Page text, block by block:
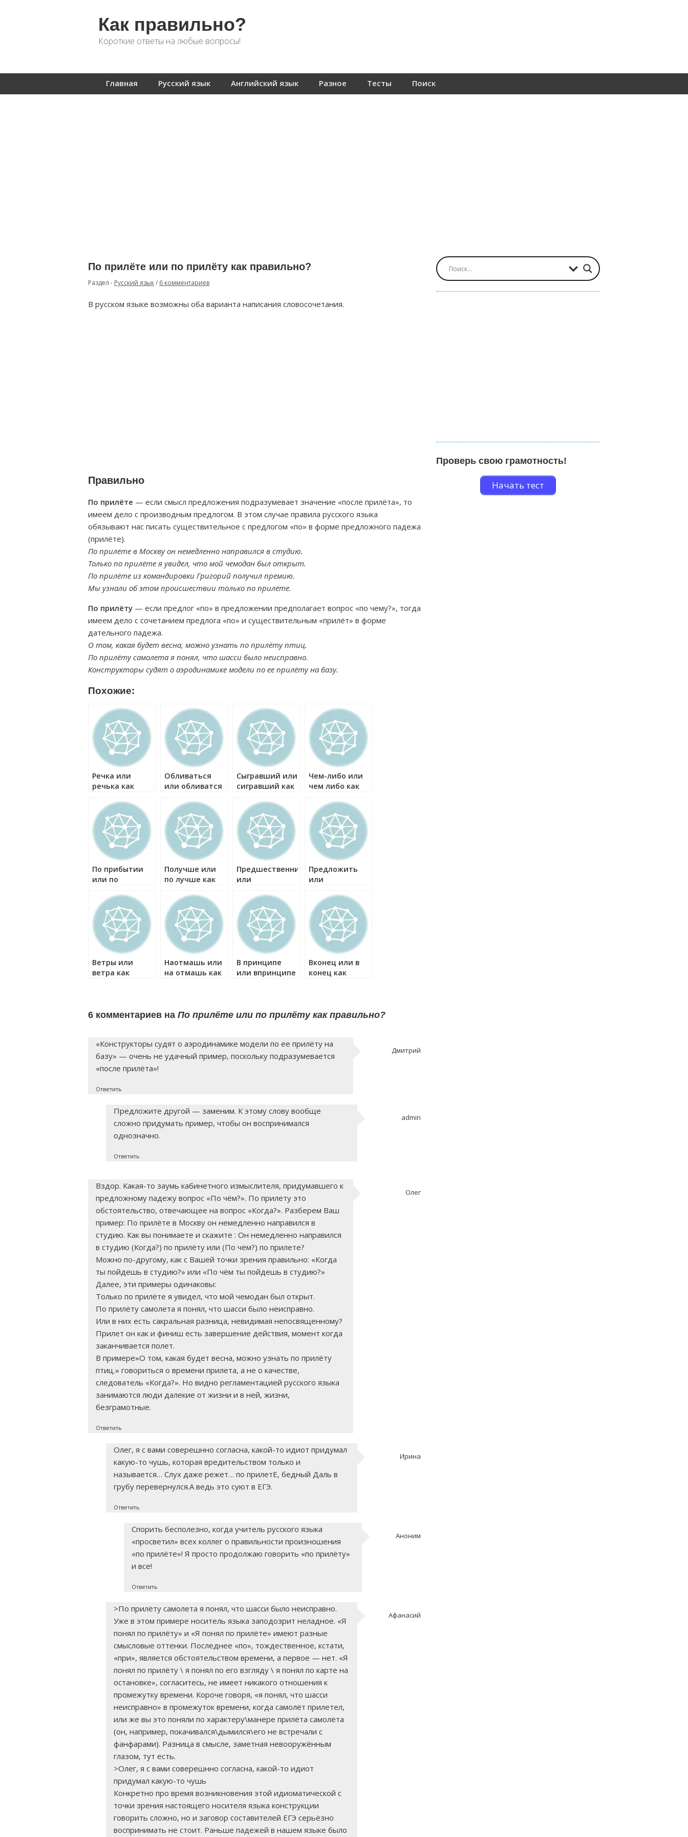
Как правильно?
Короткие ответы на любые вопросы!
Главная Русский язык Английский язык Разное Тесты Поиск
По прилёте или по прилёту как правильно?
Раздел - Русский язык/ 6 комментариев
В русском языке возможны оба варианта написания словосочетания.
Правильно
По прилёте — если смысл предложения подразумевает значение «после прилёта», то
имеем дело с производным предлогом. В этом случае правила русского языка
обязывают нас писать существительное с предлогом «по» в форме предложного падежа
(прилёте).
По прилёте в Москву он немедленно направился в студию.
Только по прилёте я увидел, что мой чемодан был открыт.
По прилёте из командировки Григорий получил премию.
Мы узнали об этом происшествии только по прилёте.
По прилёту — если предлог «по» в предложении предполагает вопрос «по чему?», тогда
имеем дело с сочетанием предлога «по» и существительным «прилёт» в форме
дательного падежа.
О том, какая будет весна, можно узнать по прилёту птиц.
По прилёту самолета я понял, что шасси было неисправно.
Конструкторы судят о аэродинамике модели по ее прилёту на базу.
Похожие:
Речка или
речька как
Обливаться
или обливатся
Сыгравший или
сигравший как
Чем-либо или
чем либо как
По прибытии
или по
правильно?
Получше или
по лучше как
Предшественник
или
как правильно?
Предложить
или
как правильно?
Ветры или
ветра как
Наотмашь или
на отмашь как
В принципе
или впринципе
Вконец или в
конец как
6 комментариев на По прилёте или по прилёту как правильно?
«Конструкторы судят о аэродинамике модели по ее прилёту на
базу» — очень не удачный пример, поскольку подразумевается
«после прилёта»!
Ответить
Дмитрий
Предложите другой — заменим. К этому слову вообще
сложно придумать пример, чтобы он воспринимался
однозначно.
Ответить
admin
Вздор. Какая-то заумь кабинетного измыслителя, придумавшего к
предложному падежу вопрос «По чём?». По прилету это
обстоятельство, отвечающее на вопрос «Когда?». Разберем Ваш
пример: По прилёте в Москву он немедленно направился в
студию. Как вы понимаете и скажите : Он немедленно направился
в студию (Когда?) по прилёту или (По чём?) по прилете?
Можно по-другому, как с Вашей точки зрения правильно: «Когда
ты пойдешь в студию?» или «По чём ты пойдешь в студию?»
Далее, эти примеры одинаковы:
Только по прилёте я увидел, что мой чемодан был открыт.
По прилёту самолета я понял, что шасси было неисправно.
Или в них есть сакральная разница, невидимая непосвященному?
Прилет он как и финиш есть завершение действия, момент когда
заканчивается полет.
В примере»О том, какая будет весна, можно узнать по прилёту
птиц.» говориться о времени прилета, а не о качестве,
следователь «Когда?». Но видно регламентацией русского языка
занимаются люди далекие от жизни и в ней, жизни,
безграмотные.
Ответить
Олег
Олег, я с вами соверешнно согласна, какой-то идиот придумал
какую-то чушь, которая вредительством только и
называется… Слух даже режет… по прилетЕ, бедный Даль в
грубу перевернулся.А ведь это суют в ЕГЭ.
Ответить
Ирина
Спорить бесполезно, когда учитель русского языка
«просветил» всех коллег о правильности произношения
«по прилёте»! Я просто продолжаю говорить «по прилёту»
и все!
Ответить
Аноним
>По прилёту самолета я понял, что шасси было неисправно.
Уже в этом примере носитель языка заподозрит неладное. «Я
понял по прилёту» и «Я понял по прилёте» имеют разные
смысловые оттенки. Последнее «по», тождественное, кстати,
«при», является обстоятельством времени, а первое — нет. «Я
понял по прилёту \ я понял по его взгляду \ я понял по карте на
остановке», согласитесь, не имеет никакого отношения к
промежутку времени. Короче говоря, «я понял, что шасси
неисправно» в промежуток времени, когда самолёт прилетел,
или же вы это поняли по характеру\манере прилёта самолёта
(он, например, покачивался\дымился\его не встречали с
фанфарами). Разница в смысле, заметная невооружённым
глазом, тут есть.
>Олег, я с вами соверешнно согласна, какой-то идиот
придумал какую-то чушь
Конкретно про время возникновения этой идиоматической с
точки зрения настоящего носителя языка конструкции
говорить сложно, но и заговор составителей ЕГЭ серьёзно
воспринимать не стоит. Раньше падежей в нашем языке было
Афанасий
Проверь свою грамотность!
Начать тест